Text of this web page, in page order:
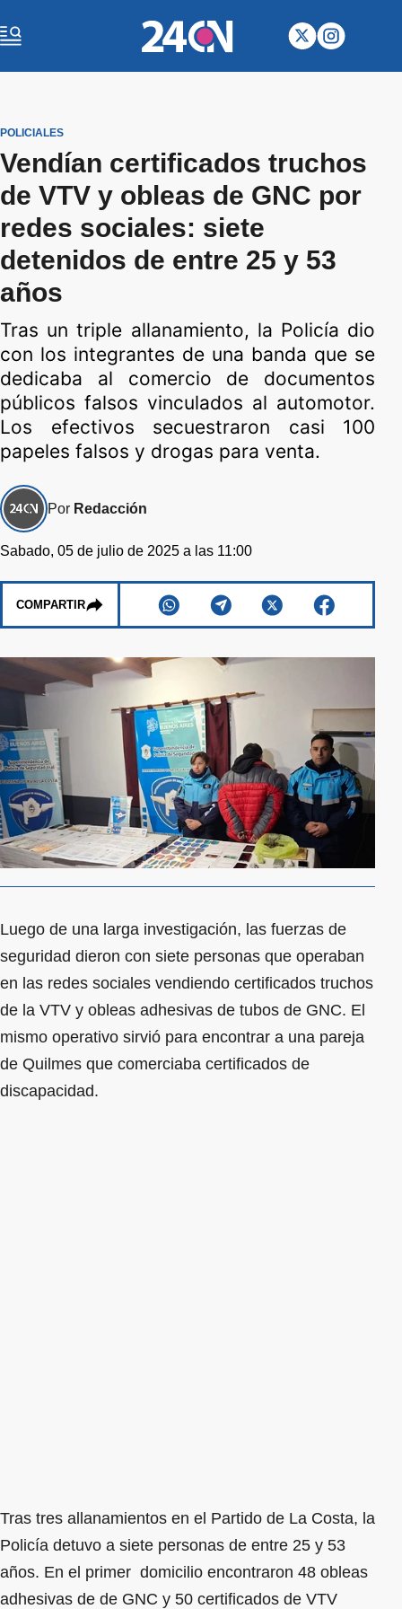
POLICIALES
Vendían certificados truchos
de VTV y obleas de GNC por
redes sociales: siete
detenidos de entre 25 y 53
años
Tras un triple allanamiento, la Policía dio
con los integrantes de una banda que se
dedicaba al comercio de documentos
públicos falsos vinculados al automotor.
Los efectivos secuestraron casi 100
papeles falsos y drogas para venta.
Por Redacción
Sabado, 05 de julio de 2025 a las 11:00
COMPARTIR
Luego de una larga investigación, las fuerzas de
seguridad dieron con siete personas que operaban
en las redes sociales vendiendo certificados truchos
de la VTV y obleas adhesivas de tubos de GNC. El
mismo operativo sirvió para encontrar a una pareja
de Quilmes que comerciaba certificados de
discapacidad.
Tras tres allanamientos en el Partido de La Costa, la
Policía detuvo a siete personas de entre 25 y 53
años. En el primer domicilio encontraron 48 obleas
adhesivas de de GNC y 50 certificados de VTV